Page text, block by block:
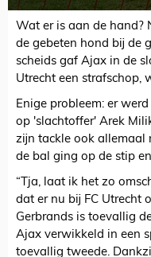
Wat er is aan de hand?
de gebeten hond bij de
scheids gaf Ajax in de
Utrecht een strafschop,
Enige probleem: er
op 'slachtoffer' Arek
zijn tackle ook allemaal
de bal ging op de stip
“Tja, laat ik het zo
dat er nu bij FC Utrecht
Gerbrands is toevallig
Ajax verwikkeld in een
toevallig tweede.